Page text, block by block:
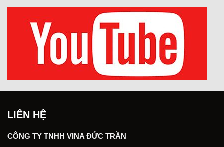
LIÊN HỆ
CÔNG TY TNHH VINA ĐỨC TRẦN